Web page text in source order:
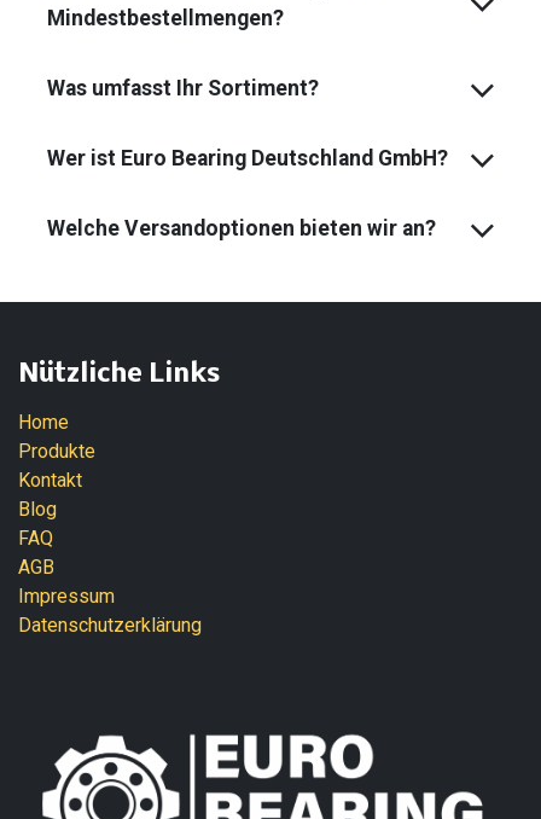
Mindest­bestell­mengen?
Was umfasst Ihr Sortiment?
Wer ist Euro Bearing Deutschland GmbH?
Welche Versandoptionen bieten wir an?
Nützliche Links
Home
Produkte
Kontakt
Blog
FAQ
AGB
Impressum
Datenschutzerklärung